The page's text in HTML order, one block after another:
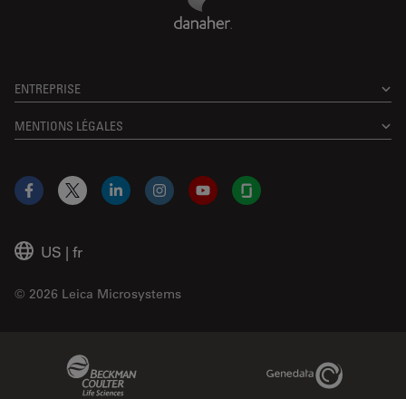
ENTREPRISE
MENTIONS LÉGALES
US | fr
© 2026 Leica Microsystems
Facebook
X LinkedInInstagramYouTubeGlassdoor
Genedata Link